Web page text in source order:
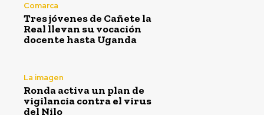
Comarca
Tres jóvenes de Cañete la
Real llevan su vocación
docente hasta Uganda
La imagen
Ronda activa un plan de
vigilancia contra el virus
del Nilo